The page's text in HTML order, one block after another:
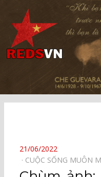
Kênh chia sẻ tri thức cộng đồng
POSTED
ON
21/06/2022
CUỘC SỐNG MUÔN